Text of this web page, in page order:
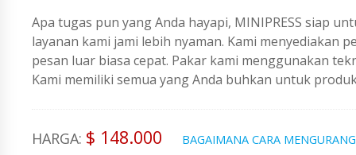
Apa tugas pun yang Anda hayapi, MINIPRESS siap
layanan kami jami lebih nyaman. Kami menyediakan
pesan luar biasa cepat. Pakar kami menggunakan
Kami memiliki semua yang Anda buhkan untuk
HARGA: $ 148.000 BAGAIMANA CARA